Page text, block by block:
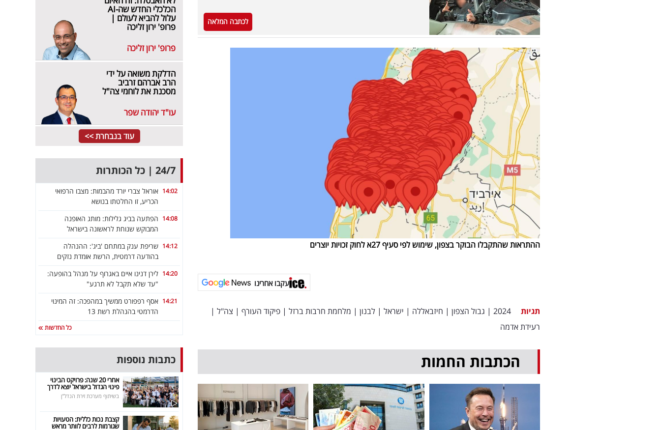
לכתבה המלאה
ההתראות שהתקבלו הבוקר בצפון, שימוש לפי סעיף 27א לחוק זכויות יוצרים
עקבו אחרינו
תגיות 2024
| גבול הצפון | חיזבאללה | ישראל | לבנון | מלחמת חרבות ברזל | פיקוד העורף | צה"ל |
רעידת אדמה
הכתבות החמות
הכלכלי החדש שה-AI
עלול להביא לעולם |
פרופ' ירון זליכה
פרופ' ירון זליכה
הדלקת משואה על ידי
הרב אברהם זרביב
מסכנת את לוחמי צה"ל
עו"ד יהודה שפר
עוד בנבחרת >>
24/7 | כל הכותרות
14:02 אוראל צברי יורד מהבמות: מצבו הרפואי
הכריע, זו החלטתו בנושא
14:08 הפתעה בביג גלילות: מותג האופנה
המבוקש שנוחת לראשונה בישראל
14:12 שריפת ענק במתחם 'ביג': ההנהלה
בהודעה דרמטית, הרשת אומדת נזקים
14:20 לירן דנינו איים באגרוף על מנהל בהופעה:
"עד שלא תקבל לא תרגע"
14:21 אסף רפפורט ממשיך במהפכה: זה המינוי
הדרמטי בהנהלת רשת 13
כל החדשות
כתבות נוספות
אחרי 20 שנה: פרויקט הבינוי
פינוי הגדול בישראל יוצא לדרך
בשיתוף מערכת זירת הנדל"ן
קצבת נכות כללית: הטעויות
שגורמות לרבים לוותר מראש